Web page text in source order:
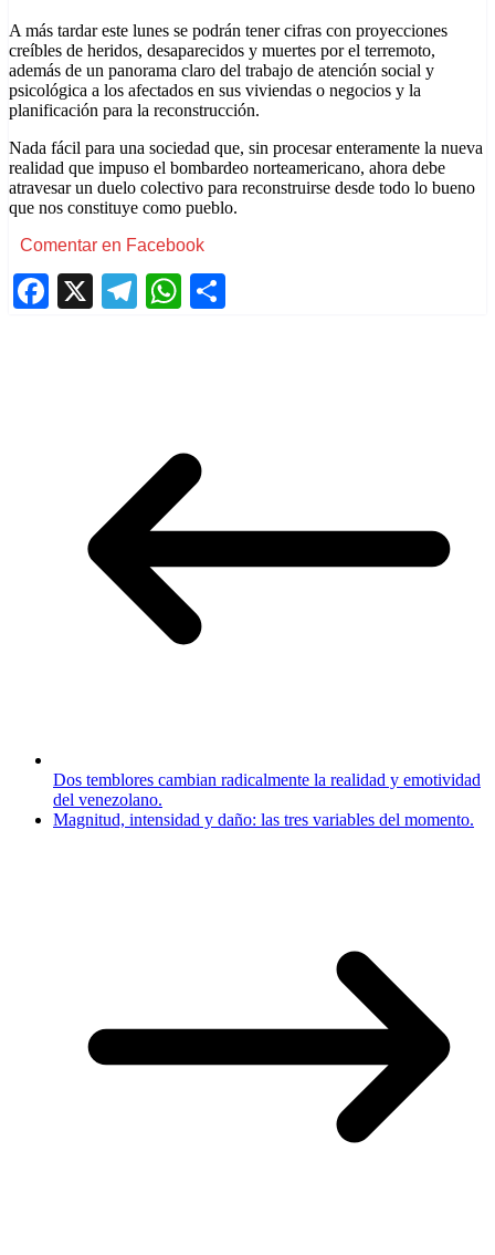
A más tardar este lunes se podrán tener cifras con proyecciones
creíbles de heridos, desaparecidos y muertes por el terremoto,
además de un panorama claro del trabajo de atención social y
psicológica a los afectados en sus viviendas o negocios y la
planificación para la reconstrucción.
Nada fácil para una sociedad que, sin procesar enteramente la nueva
realidad que impuso el bombardeo norteamericano, ahora debe
atravesar un duelo colectivo para reconstruirse desde todo lo bueno
que nos constituye como pueblo.
Comentar en Facebook
Facebook
X Telegram
WhatsApp
Dos temblores cambian radicalmente la realidad y emotividad
del venezolano.
Magnitud, intensidad y daño: las tres variables del momento.